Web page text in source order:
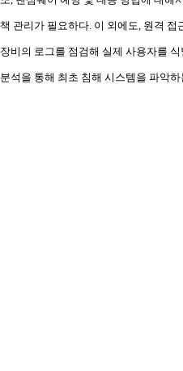
책 관리가 필요하다. 이 외에도, 원격
장비의 로그를 점검해 실제 사용자를
분석을 통해 최초 침해 시스템을 파악